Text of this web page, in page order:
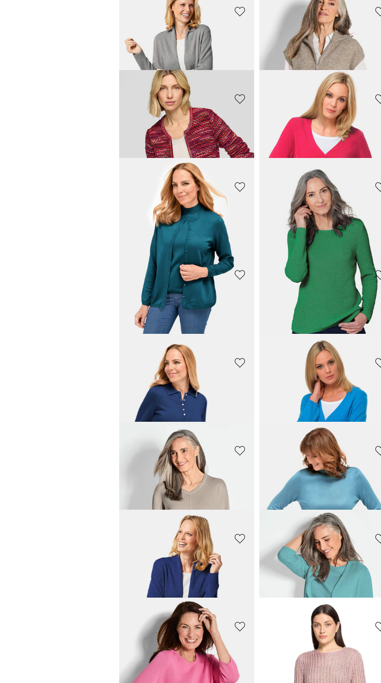
GOLDNER
99,00 CHF119,00 CHF
GOLDNER
99,00 CHF119,00 CHF
GOLDNER
139,00 CHF179,00 CHF
Pullover mit Glitzer-Details
71,55 CHF 159,00 CHF
GOLDNER
Strickjacke aus Merinowolle
219,00 CHF
GOLDNER
Strickweste mit Reissverschluss
119,00 CHF 159,00 CHF
RABE
Strickjacke in Multicolor
80,26 CHF 179,00 CHF
GOLDNER
159,00 CHF 259,00 CHF
+ 1
GOLDNER
Pflegeleichtes Basic-Strickset
139,00 CHF 139,00 CHF
+ 2
GOLDNER
Strickpullover aus Baumwolle
69,00 CHF 119,00 CHF
+ 1
GOLDNER
69,00 CHF139,00 CHF
GOLDNER
69,00 CHF
+ 1
GOLDNER
259,00 CHF
+ 1
GOLDNER
169,00 CHF 239,00 CHF
GOLDNER
69,00 CHF